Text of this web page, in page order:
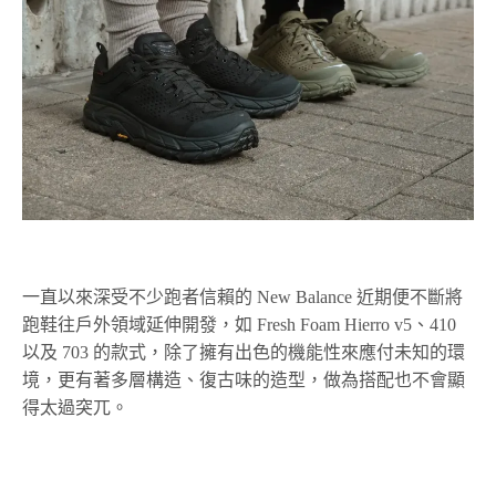
一直以來深受不少跑者信賴的 New Balance 近期便不斷將
跑鞋往戶外領域延伸開發，如 Fresh Foam Hierro v5、410
以及 703 的款式，除了擁有出色的機能性來應付未知的環
境，更有著多層構造、復古味的造型，做為搭配也不會顯
得太過突兀。